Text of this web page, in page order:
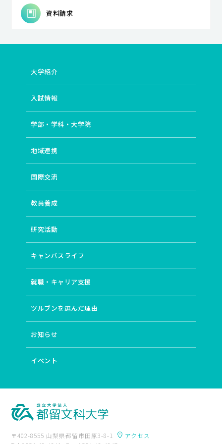
資料請求
大学紹介
入試情報
学部・学科・大学院
地域連携
国際交流
教員養成
研究活動
キャンパスライフ
就職・キャリア支援
ツルブンを選んだ理由
お知らせ
イベント
〒402-8555 山梨県都留市田原3-8-1
アクセス